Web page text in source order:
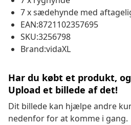
7 x sædehynde med
EAN:8721102357695
SKU:3256798
Brand:vidaXL
Har du købt et produkt,
Upload et billede af det!
Dit billede kan hjælpe andre
nedenfor for at komme i gang.